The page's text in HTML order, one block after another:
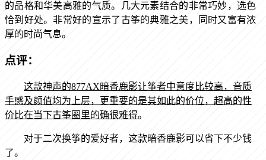
的品格和华美高雅的气质。几大元素结合的非常巧妙，选色
恰到好处。非常好的宣示了古筝的典雅之美，同时又富有浓
厚的时尚气息。
点评：
这款神声的877AX暗香鹿影让筝者中意度比较高，音质
手感及颜值均为上层，更重要的是其如此的价位，超高的性
价比在当下古筝圈里的确很难得。
对于二次换筝的爱好者，这款暗香鹿影可以省下不少钱
了。